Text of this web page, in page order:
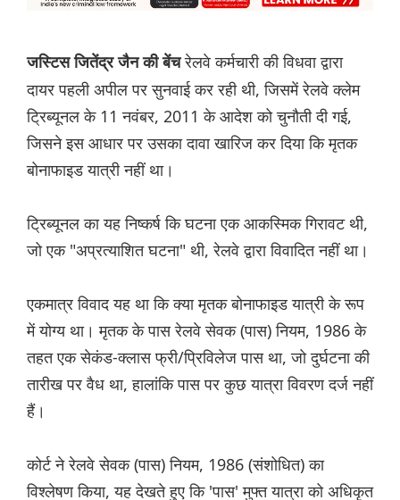
जस्टिस जितेंद्र जैन की बेंचरेलवे कर्मचारी की विधवा द्वारा
दायर पहली अपील पर सुनवाई कर रही थी, जिसमें रेलवे क्लेम
ट्रिब्यूनल के 11 नवंबर, 2011 के आदेश को चुनौती दी गई,
जिसने इस आधार पर उसका दावा खारिज कर दिया कि मृतक
बोनाफाइड यात्री नहीं था।
ट्रिब्यूनल का यह निष्कर्ष कि घटना एक आकस्मिक गिरावट थी,
जो एक "अप्रत्याशित घटना" थी, रेलवे द्वारा विवादित नहीं था।
एकमात्र विवाद यह था कि क्या मृतक बोनाफाइड यात्री के रूप
में योग्य था। मृतक के पास रेलवे सेवक (पास) नियम, 1986 के
तहत एक सेकंड-क्लास फ्री/प्रिविलेज पास था, जो दुर्घटना की
तारीख पर वैध था, हालांकि पास पर कुछ यात्रा विवरण दर्ज नहीं
हैं।
कोर्ट ने रेलवे सेवक (पास) नियम, 1986 (संशोधित) का
विश्लेषण किया, यह देखते हुए कि 'पास' मुफ्त यात्रा को अधिकृत